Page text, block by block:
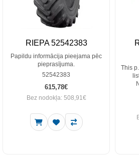
RIEPA 52542383
Papildu informācija pieejama pēc
pieprasījuma.
52542383
615,78€
Bez nodokļa: 508,91€
This